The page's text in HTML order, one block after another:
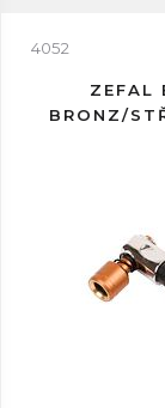
4052
ZEFAL
BRONZ/